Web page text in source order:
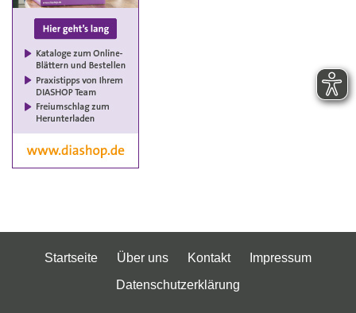
Startseite Über uns Kontakt
Impressum
Datenschutzerklärung